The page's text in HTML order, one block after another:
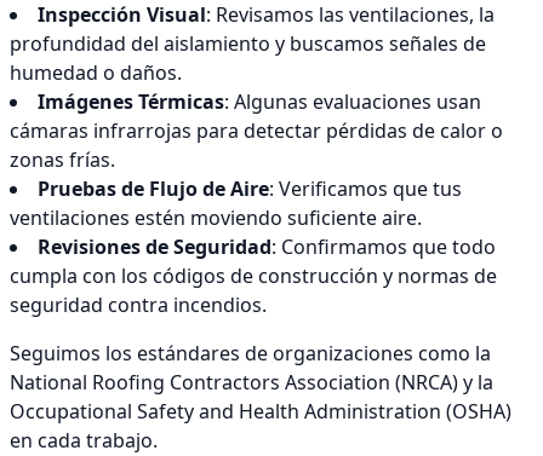
Inspección Visual: Revisamos las ventilaciones, la
profundidad del aislamiento y buscamos señales de
humedad o daños.
Imágenes Térmicas: Algunas evaluaciones usan
cámaras infrarrojas para detectar pérdidas de calor o
zonas frías.
Pruebas de Flujo de Aire: Verificamos que tus
ventilaciones estén moviendo suficiente aire.
Revisiones de Seguridad: Confirmamos que todo
cumpla con los códigos de construcción y normas de
seguridad contra incendios.
Seguimos los estándares de organizaciones como la
National Roofing Contractors Association (NRCA) y la
Occupational Safety and Health Administration (OSHA)
en cada trabajo.